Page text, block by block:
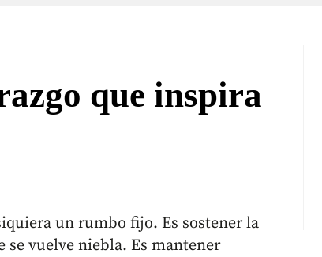
que inspira
un rumbo fijo. Es sostener la
vuelve niebla. Es mantener